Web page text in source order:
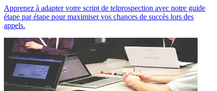
Apprenez à adapter votre script de telprospection avec notre guide
étape par étape pour maximiser vos chances de succès lors des
appels.